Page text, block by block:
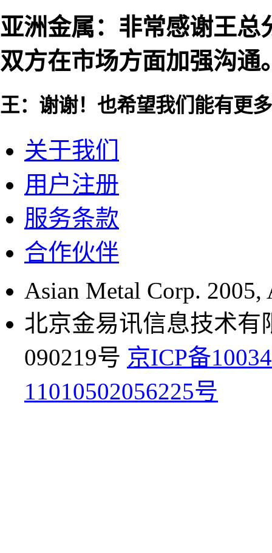
亚洲金属：非常感谢王总
双方在市场方面加强沟通
王：谢谢！也希望我们能有更
关于我们
用户注册
服务条款
合作伙伴
Asian Metal Corp. 2005,
北京金易讯信息技术有
090219号 京ICP备
11010502056225号